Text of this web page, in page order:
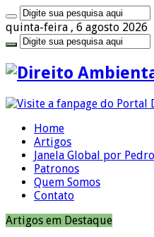
quinta-feira , 6 agosto 2026
Home
Artigos
Janela Global por
Patronos
Quem Somos
Contato
Artigos em Destaque